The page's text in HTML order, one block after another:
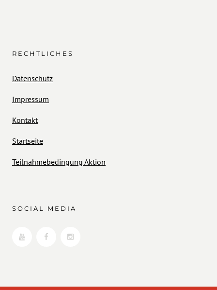
RECHTLICHES
Datenschutz
Impressum
Kontakt
Startseite
Teilnahmebedingung Aktion
SOCIAL MEDIA